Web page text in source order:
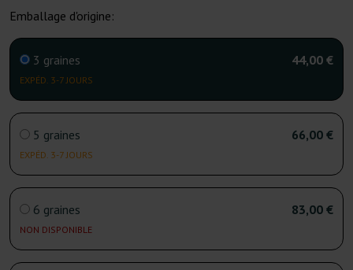
Emballage d'origine:
3 graines
EXPÉD. 3-7 JOURS
44,00 €
5 graines
EXPÉD. 3-7 JOURS
66,00 €
6 graines
NON DISPONIBLE
83,00 €